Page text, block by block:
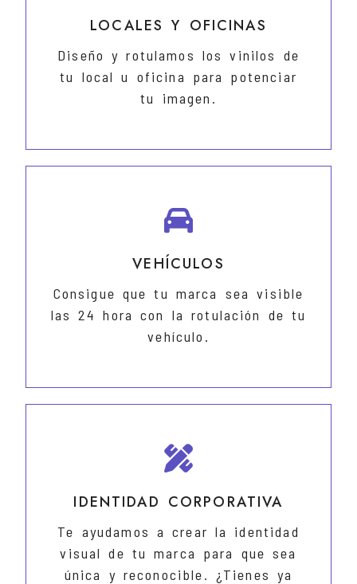
LOCALES Y OFICINAS
Diseño y rotulamos los vinilos de
tu local u oficina para potenciar
tu imagen.
VEHÍCULOS
Consigue que tu marca sea visible
las 24 hora con la rotulación de tu
vehículo.
IDENTIDAD CORPORATIVA
Te ayudamos a crear la identidad
visual de tu marca para que sea
única y reconocible. ¿Tienes ya